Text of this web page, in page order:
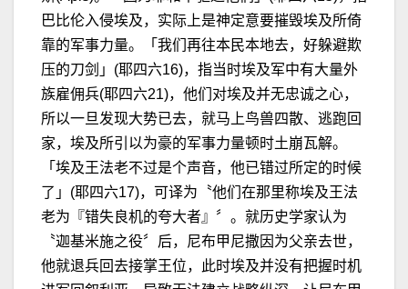
巴比伦入侵埃及，实际上是神定意要摧毁埃及所倚
靠的军事力量。「我们再往本民本地去，好躲避欺
压的刀剑」(耶四六16)，指当时埃及军中有大量外
族雇佣兵(耶四六21)，他们对埃及并无忠诚之心，
所以一旦发现大势已去，就马上鸟兽四散、逃跑回
家，埃及所引以为豪的军事力量顿时土崩瓦解。
「埃及王法老不过是个声音，他已错过所定的时候
了」(耶四六17)，可译为〝他们在那里称埃及王法
老为『错失良机的夸大者』〞。就历史学家认为
〝迦基米施之役〞后，尼布甲尼撒因为父亲去世，
他就退兵回去接掌王位，此时埃及并没有把握时机